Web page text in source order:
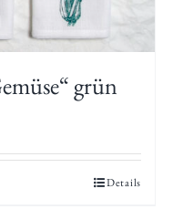
grün
Details